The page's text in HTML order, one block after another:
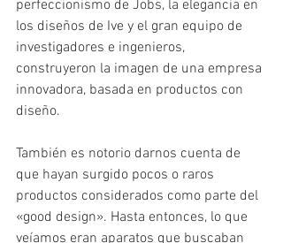
perfeccionismo de Jobs, la elegancia en
los diseños de Ive y el gran equipo de
investigadores e ingenieros,
construyeron la imagen de una empresa
innovadora, basada en productos con
diseño.
También es notorio darnos cuenta de
que hayan surgido pocos o raros
productos considerados como parte del
«good design». Hasta entonces, lo que
veíamos eran aparatos que buscaban